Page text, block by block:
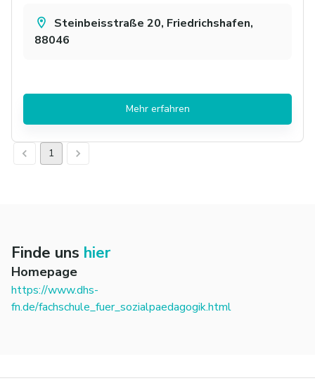
Steinbeisstraße 20, Friedrichshafen,
88046
Mehr erfahren
1
Finde uns hier
Homepage
https://www.dhs-
fn.de/fachschule_fuer_sozialpaedagogik.html